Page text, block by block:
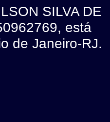
SILVA DE
está
de Janeiro-RJ.